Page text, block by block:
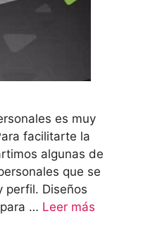
es muy
facilitarte la
algunas de
que se
perfil. Diseños
… Leer más